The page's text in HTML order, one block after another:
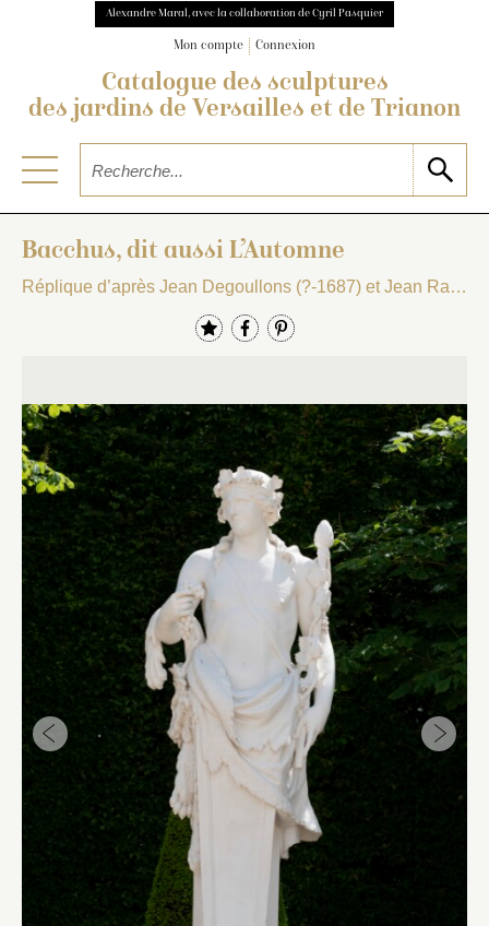
Alexandre Maral, avec la collaboration de Cyril Pasquier
Mon compte Connexion
Catalogue des sculptures
des jardins de Versailles et de Trianon
Bacchus, dit aussi L’Automne
Réplique d’après Jean Degoullons (?-1687) et Jean Raon (1631-1707)